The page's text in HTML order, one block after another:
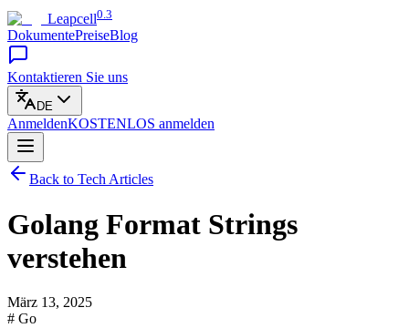
Leapcell0.3
DokumentePreiseBlog
Kontaktieren Sie uns
DE
AnmeldenKOSTENLOS anmelden
Back to Tech Articles
Golang Format Strings
verstehen
März 13, 2025
# Go